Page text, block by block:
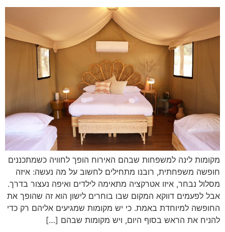
מקומות לינה למשפחות שבהם האירוח הופך לחוויה כשמתכננים
חופשה משפחתית, רובנו מתחילים לחשוב על מה נעשה: איזה
מסלול נבחר, איזו אטרקציה מתאימה לילדים ואיפה נעצור בדרך.
אבל לפעמים דווקא המקום שבו בוחרים לישון הוא זה שהופך את
החופשה למיוחדת באמת. כי יש מקומות שמגיעים אליהם רק כדי
להניח את הראש בסוף היום, ויש מקומות שבהם […]